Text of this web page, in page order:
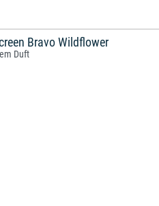
Bravo Wildflower
Duft